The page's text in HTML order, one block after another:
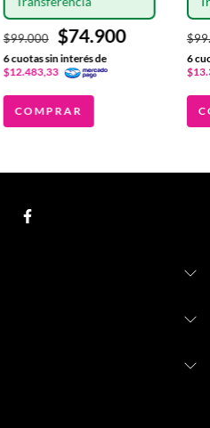
$99.000 $74.900
6cuotas sin interés de
$12.483,33
COMPRAR
6